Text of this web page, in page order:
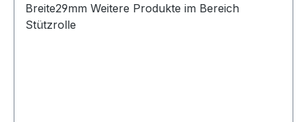
Breite29mm Weitere Produkte im Bereich
Stützrolle